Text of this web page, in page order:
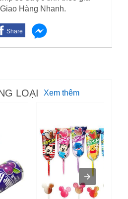
Hàng Nhanh.
Share
LOẠI Xem thêm